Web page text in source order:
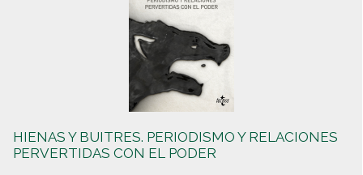
HIENAS Y BUITRES. PERIODISMO Y RELACIONES
PERVERTIDAS CON EL PODER